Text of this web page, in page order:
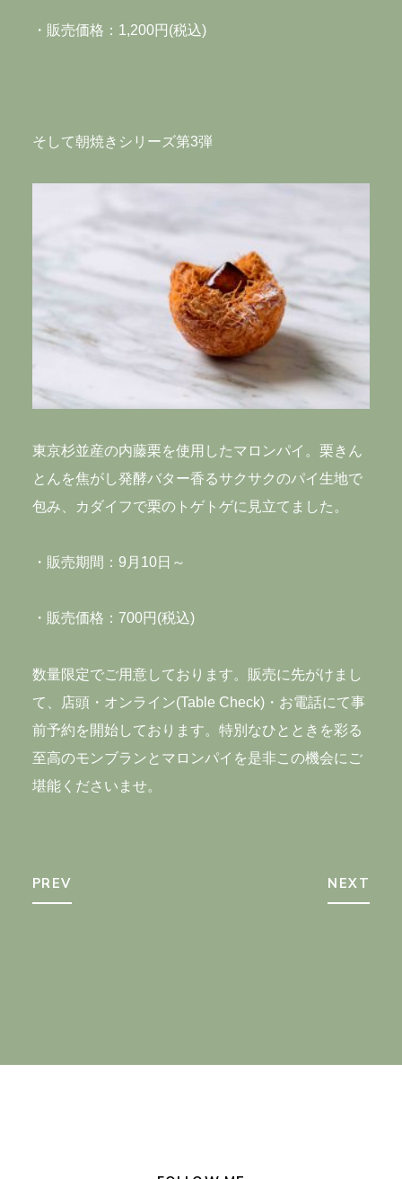
・販売価格：1,200円(税込)
そして朝焼きシリーズ第3弾
東京杉並産の内藤栗を使用したマロンパイ。栗きん
とんを焦がし発酵バター香るサクサクのパイ生地で
包み、カダイフで栗のトゲトゲに見立てました。
・販売期間：9月10日～
・販売価格：700円(税込)
数量限定でご用意しております。販売に先がけまし
て、店頭・オンライン(Table Check)・お電話にて事
前予約を開始しております。特別なひとときを彩る
至高のモンブランとマロンパイを是非この機会にご
堪能くださいませ。
PREV NEXT